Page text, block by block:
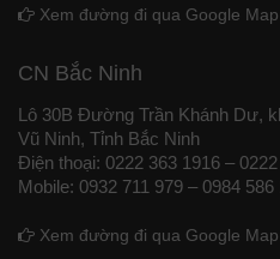
Xem đường đi qua Google Map
CN Bắc Ninh
Lô 30B Đường Trần Khánh Dư,
Vũ Ninh, Tỉnh Bắc Ninh
Điện thoại: 0222 363 1916 –
Mobile: 0932 711 979 – 0984 586
Xem đường đi qua Google Map